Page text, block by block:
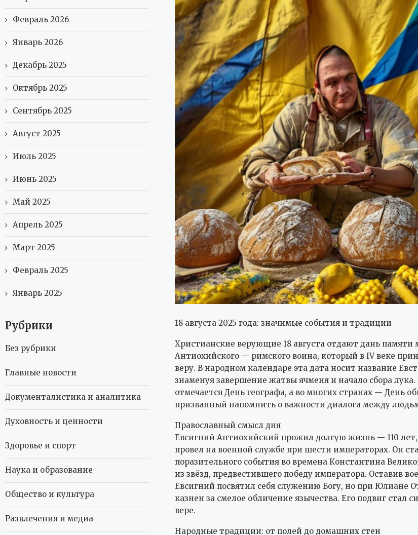
18 августа 2025 года: значимые события и традиции
Христианские верующие 18 августа отдают дань памяти
Антиохийского — римского воина, который в IV веке
веру. В народном календаре эта дата носит название
знаменуя завершение жатвы ячменя и начало сбора лука.
отмечается День географа, а во многих странах — День
призванный напомнить о важности диалога между
Православный смысл дня
Евсигний Антиохийский прожил долгую жизнь — 110
провел на военной службе при шести императорах. Он
поразительного события во времена Константина
из звёзд, предвестившего победу императора. Оставив
Евсигний посвятил себя служению Богу, но при Юлиане
казнен за смелое обличение язычества. Его подвиг стал
вере.
Народные традиции: от полей до домашних стен
Февраль 2026
Январь 2026
Декабрь 2025
Октябрь 2025
Сентябрь 2025
Август 2025
Июль 2025
Июнь 2025
Май 2025
Апрель 2025
Март 2025
Февраль 2025
Январь 2025
Рубрики
Без рубрики
Главные новости
Документалистика и аналитика
Духовность и ценности
Здоровье и спорт
Наука и образование
Общество и культура
Развлечения и медиа